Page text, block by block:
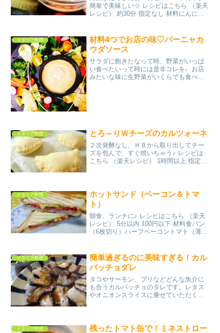
簡単で美味しい☆ レシピはこちら （楽天
レシピ） 約30分 指定なし 材料にんにく
なのレビュー
イタリア料理
材料4つでお店の味♡バーニャカ
ウダソース
サラダに飽きたなって時、野菜がいっぱ
い食べたいって時には是非コレを♩お店
みたいな味に生野菜がいくらでも食べれ
イタリア料理 とろ～りＷチーズのカルツォーネ
２次発酵なし、ＨＢから取り出してチー
ズを包んで、すぐ焼いちゃう♪ レシピは
こちら （楽天レシピ） 1時間以上 指定な
イタリア料理
ホットサンド（ベーコン＆トマ
ト）
朝食、ランチに♪ レシピはこちら （楽天
レシピ） 5分以内 100円以下 材料食パン
（6枚切り）ハーフベーコントマト（薄く
イタリア料理
簡単過ぎるのに美味すぎる！カル
パッチョダレ
タコやサーモン、ブリなどどんな魚介に
も合うカルパッチョのタレです。レタス
やオニオンスライスに乗せていただくと
黒胡椒にんに...
イタリア料理
残ったトマト缶で！ミネストロー